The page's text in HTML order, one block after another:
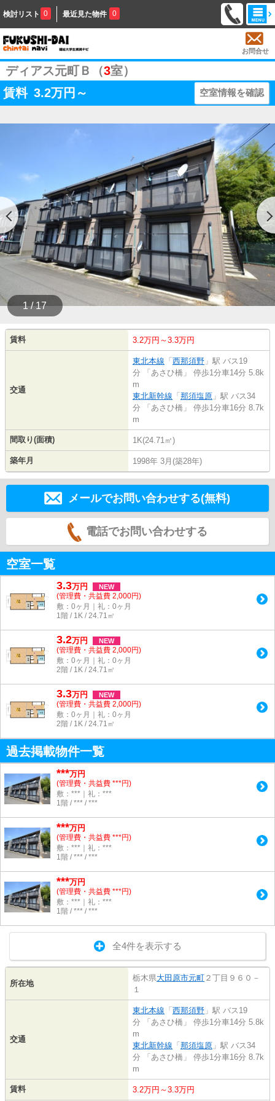
検討リスト 0 最近見た物件 0
お問合せ
ディアス元町Ｂ（3室）
賃料 3.2万円～ 空室情報を確認
1 / 17
賃料 3.2万円～3.3万円
交通
東北本線 「 西那須野 」駅 バス19
分 「あさひ橋」 停歩1分車14分 5.8k
m
東北新幹線 「 那須塩原 」駅 バス34
分 「あさひ橋」 停歩1分車16分 8.7k
m
間取り(面積) 1K(24.71㎡)
築年月 1998年 3月(築28年)
メールでお問い合わせする(無料)
電話でお問い合わせする
空室一覧
3.3万円 NEW
(管理費・共益費 2,000円)
敷：0ヶ月｜礼：0ヶ月
1階 / 1K / 24.71㎡
3.2万円 NEW
(管理費・共益費 2,000円)
敷：0ヶ月｜礼：0ヶ月
2階 / 1K / 24.71㎡
3.3万円 NEW
(管理費・共益費 2,000円)
敷：0ヶ月｜礼：0ヶ月
2階 / 1K / 24.71㎡
過去掲載物件一覧
***万円
(管理費・共益費 ***円)
敷：***｜礼：***
1階 / *** / ***
***万円
(管理費・共益費 ***円)
敷：***｜礼：***
1階 / *** / ***
***万円
(管理費・共益費 ***円)
敷：***｜礼：***
1階 / *** / ***
全4件を表示する
所在地
栃木県大田原市元町 ２丁目９６０－
１
交通
東北本線 「 西那須野 」駅 バス19
分 「あさひ橋」 停歩1分車14分 5.8k
m
東北新幹線 「 那須塩原 」駅 バス34
分 「あさひ橋」 停歩1分車16分 8.7k
m
賃料 3.2万円～3.3万円